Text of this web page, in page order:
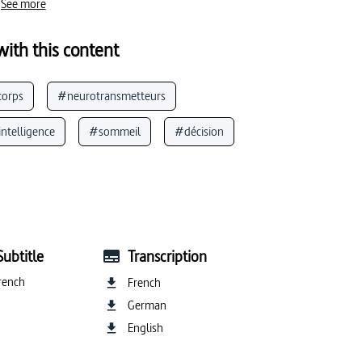
See more
this content
#neurotransmetteurs
#sommeil #décision
#perception (organe sensoriel)
Transcription
French
German
English